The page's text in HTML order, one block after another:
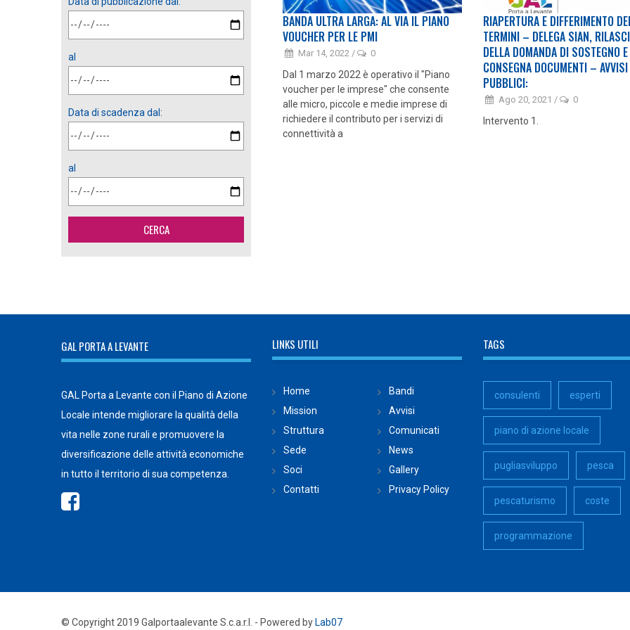
BANDA ULTRA LARGA: AL VIA IL PIANO
VOUCHER PER LE PMI
Mar 14, 2022 / 0
Dal 1 marzo 2022 è operativo il "Piano
voucher per le imprese" che consente
alle micro, piccole e medie imprese di
richiedere il contributo per i servizi di
connettività a
RIAPERTURA E DIFFERIMENTO DEI
TERMINI – DELEGA SIAN,
DELLA DOMANDA DI SOSTEGNO E
CONSEGNA DOCUMENTI – AVVISI
PUBBLICI:
Ago 20, 2021 / 0
Intervento 1.
al
Data di scadenza dal:
al
GAL PORTA A LEVANTE
GAL Porta a Levante con il Piano di Azione
Locale intende migliorare la qualità della
vita nelle zone rurali e promuovere la
diversificazione delle attività economiche
in tutto il territorio di sua competenza.
LINKS UTILI
Home
Mission
Struttura
Sede
Soci
Contatti
Bandi
Avvisi
Comunicati
News
Gallery
Privacy Policy
TAGS
consulenti esperti
piano di azione locale
pugliasviluppo pesca
pescaturismo coste
programmazione
© Copyright 2019 Galportaalevante S.c.a.r.l. - Powered by Lab07